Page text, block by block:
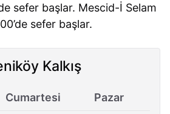
sefer başlar. Mescid-İ Selam
sefer başlar.
Kalkış
Cumartesi
Pazar